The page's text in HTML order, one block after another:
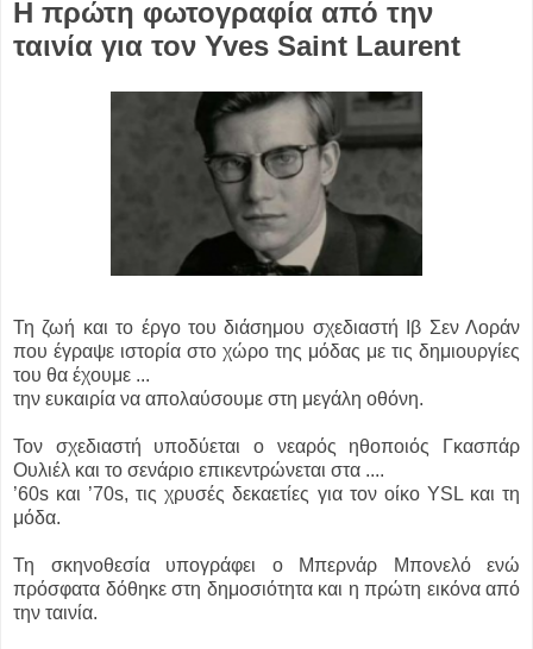
Η πρώτη φωτογραφία από την
ταινία για τον Yves Saint Laurent
Τη ζωή και το έργο του διάσημου σχεδιαστή Ιβ Σεν Λοράν
που έγραψε ιστορία στο χώρο της μόδας με τις δημιουργίες
του θα έχουμε ...
την ευκαιρία να απολαύσουμε στη μεγάλη οθόνη.
Τον σχεδιαστή υποδύεται ο νεαρός ηθοποιός Γκασπάρ
Ουλιέλ και το σενάριο επικεντρώνεται στα ....
’60s και ’70s, τις χρυσές δεκαετίες για τον οίκο YSL και τη
μόδα.
Τη σκηνοθεσία υπογράφει ο Μπερνάρ Μπονελό ενώ
πρόσφατα δόθηκε στη δημοσιότητα και η πρώτη εικόνα από
την ταινία.